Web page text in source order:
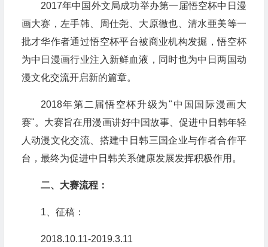
2017年中国外文局成功举办第一届悟空杯中日漫
画大赛，左手韩、周仕尧、大原徹也、清水亜美等一
批才华作者通过悟空杯平台被商业机构发掘，悟空杯
为中日漫画行业注入新鲜血液，同时也为中日两国动
漫文化交流开启新的篇章。
2018年第二届悟空杯升级为"中国国际漫画大
赛"。大赛旨在用漫画讲好中国故事、促进中日韩年轻
人动漫文化交流、搭建中日韩三国企业与作者合作平
台，最终为促进中日韩关系健康发展发挥积极作用。
二、大赛流程：
1、征稿：
2018.10.11-2019.3.11